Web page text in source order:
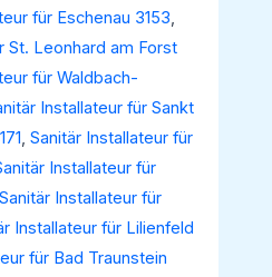
für Eschenau 3153,
St. Leonhard am Forst
für Waldbach-
Installateur für Sankt
,Sanitär Installateur für
Installateur für
Sanitär Installateur für
Installateur für Lilienfeld
für Bad Traunstein